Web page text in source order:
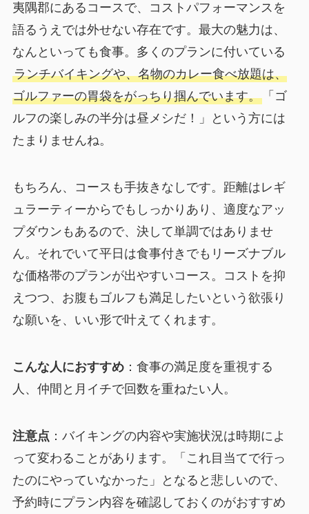
夷隅郡にあるコースで、コストパフォーマンスを
語るうえでは外せない存在です。最大の魅力は、
なんといっても食事。多くのプランに付いている
ランチバイキングや、名物のカレー食べ放題は、
ゴルファーの胃袋をがっちり掴んでいます。「ゴ
ルフの楽しみの半分は昼メシだ！」という方には
たまりませんね。
もちろん、コースも手抜きなしです。距離はレギ
ュラーティーからでもしっかりあり、適度なアッ
プダウンもあるので、決して単調ではありませ
ん。それでいて平日は食事付きでもリーズナブル
な価格帯のプランが出やすいコース。コストを抑
えつつ、お腹もゴルフも満足したいという欲張り
な願いを、いい形で叶えてくれます。
こんな人におすすめ：食事の満足度を重視する
人、仲間と月イチで回数を重ねたい人。
注意点 ：バイキングの内容や実施状況は時期によ
って変わることがあります。「これ目当てで行っ
たのにやっていなかった」となると悲しいので、
予約時にプラン内容を確認しておくのがおすすめ